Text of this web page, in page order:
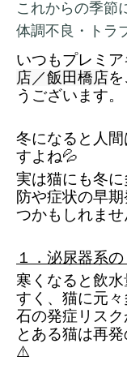
これからの季節
体調不良・トラ
いつもプレミ
店／飯田橋店
うございます。
冬になると人
すよね💦
実は猫にも冬
防や症状の早
つかもしれませ
１．泌尿器系
寒くなると飲
すく、猫に元
石の発症リス
とある猫は再
⚠️